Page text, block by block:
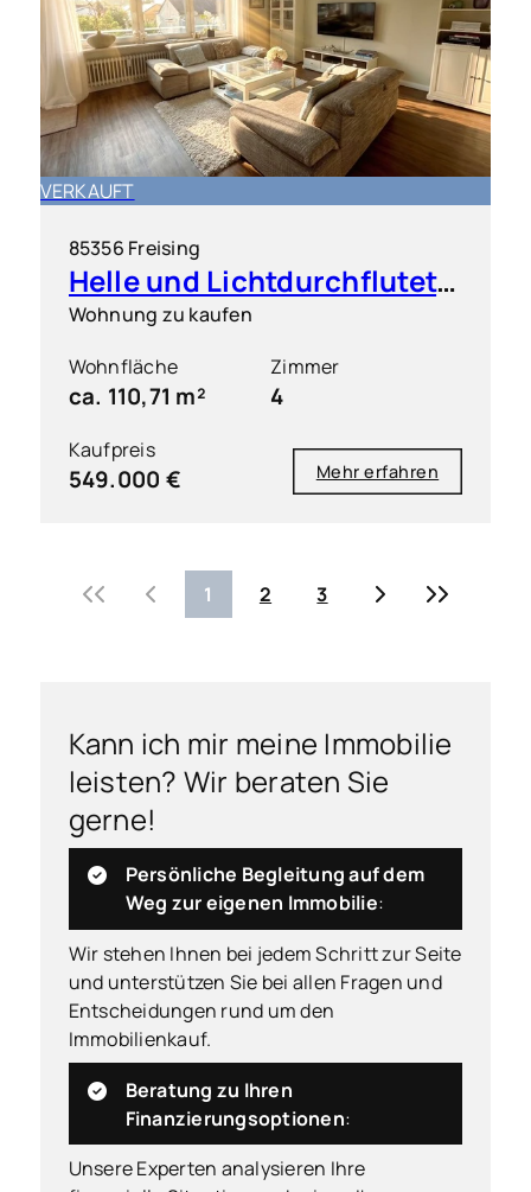
VERKAUFT
85356 Freising
Helle und Lichtdurchflutete 4 Zimmer Wohnung mit großem Süd-Westbalkon
Wohnung zu kaufen
Wohnfläche
ca. 110,71 m²
Zimmer
4
Kaufpreis
549.000 € Mehr erfahren
« ‹ 1 2 3 › »
Kann ich mir meine Immobilie
leisten? Wir beraten Sie
gerne!
Persönliche Begleitung auf dem
Weg zur eigenen Immobilie:
Wir stehen Ihnen bei jedem Schritt zur Seite
und unterstützen Sie bei allen Fragen und
Entscheidungen rund um den
Immobilienkauf.
Beratung zu Ihren
Finanzierungsoptionen:
Unsere Experten analysieren Ihre